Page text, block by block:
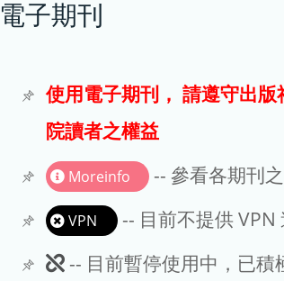
電子期刊
使用電子期刊， 請遵守出
院讀者之權益
Moreinfo -- 參看各期刊
VPN
-- 目前不提供 VPN
此
-- 目前暫停使用中，已